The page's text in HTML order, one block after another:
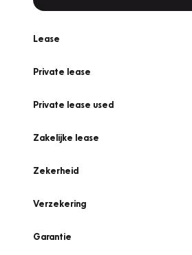
Lease
Private lease
Private lease used
Zakelijke lease
Zekerheid
Verzekering
Garantie